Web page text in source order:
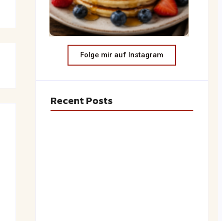
Folge mir auf Instagram
Recent Posts